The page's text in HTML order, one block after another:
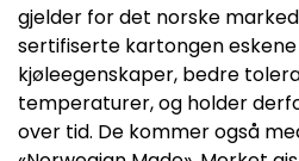
gjelder for det norske
sertifiserte kartongen
kjøleegenskaper, bedre
temperaturer, og holder
over tid. De kommer også